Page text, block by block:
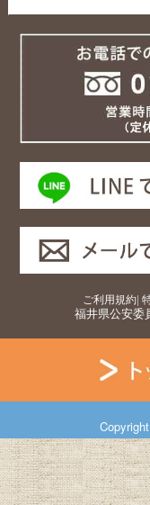
ご利用規約|
福井県公安委